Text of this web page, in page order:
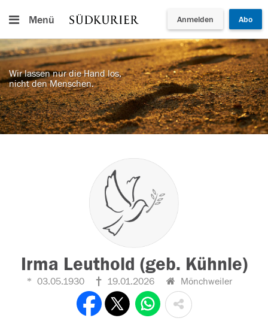
Menü Anmelden Abo
Wir lassen nur die Hand los,
nicht den Menschen.
Irma Leuthold (geb. Kühnle)
03.05.1930 19.01.2026 Mönchweiler